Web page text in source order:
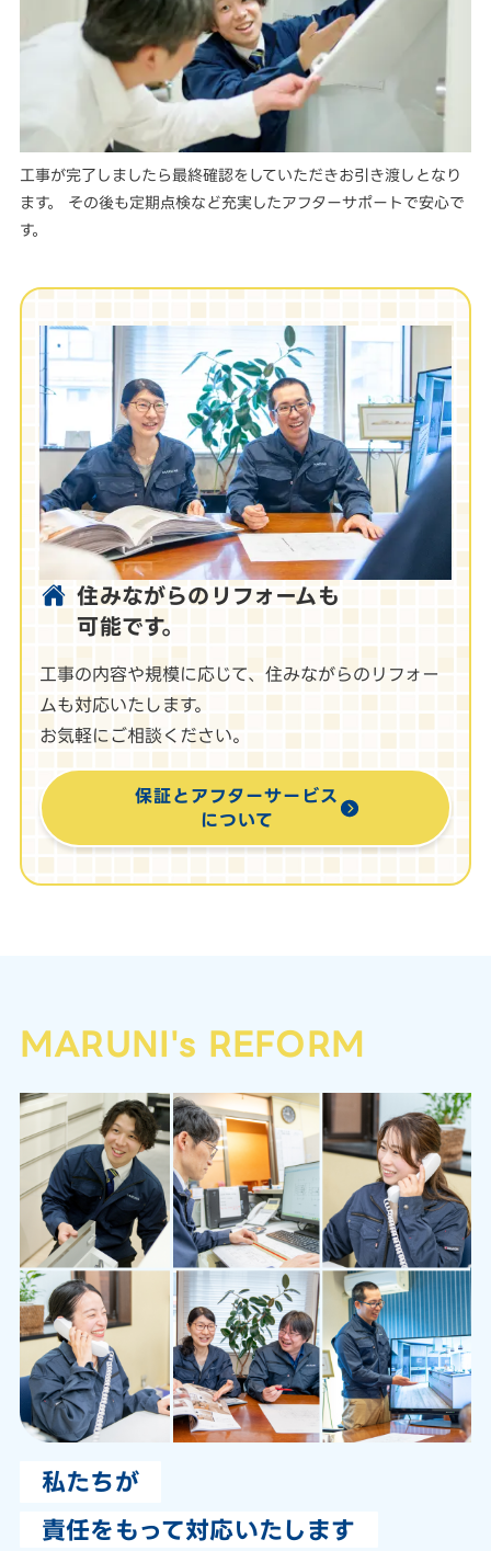
工事が完了しましたら最終確認をしていただきお引き渡しとなり
ます。 その後も定期点検など充実したアフターサポートで安心で
す。
住みながらのリフォームも
可能です。
工事の内容や規模に応じて、住みながらのリフォー
ムも対応いたします。
お気軽にご相談ください。
保証とアフターサービス
について
MARUNI's REFORM
私たちが
責任をもって対応いたします